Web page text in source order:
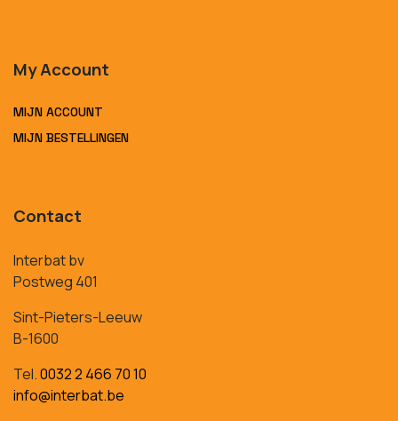
My Account
MIJN ACCOUNT
MIJN BESTELLINGEN
Contact
Interbat bv
Postweg 401
Sint-Pieters-Leeuw
B-1600
Tel.0032 2 466 70 10
info@interbat.be